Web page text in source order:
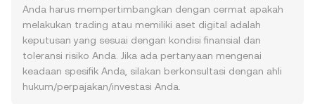
Anda harus mempertimbangkan dengan cermat apakah
melakukan trading atau memiliki aset digital adalah
keputusan yang sesuai dengan kondisi finansial dan
toleransi risiko Anda. Jika ada pertanyaan mengenai
keadaan spesifik Anda, silakan berkonsultasi dengan ahli
hukum/perpajakan/investasi Anda.